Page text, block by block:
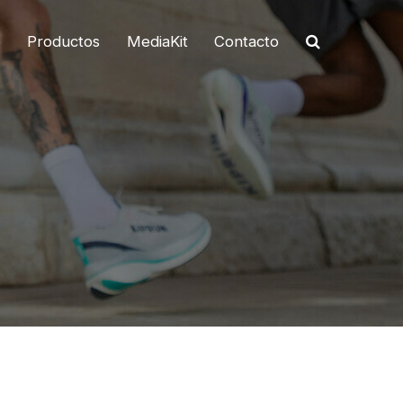
Productos MediaKit Contacto